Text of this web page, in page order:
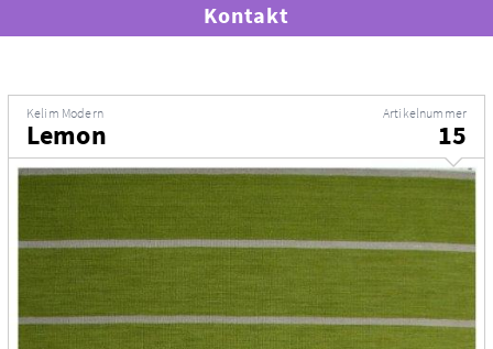
Kontakt
Kelim Modern Artikelnummer
Lemon 15